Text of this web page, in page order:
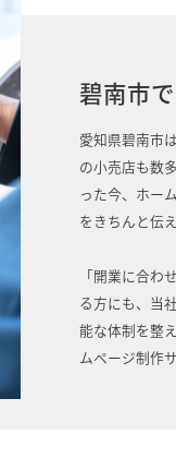
碧南市
愛知県碧南市
の小売店も数
った今、ホー
をきちんと伝
「開業に合
る方にも、当
能な体制を整
ムページ制作